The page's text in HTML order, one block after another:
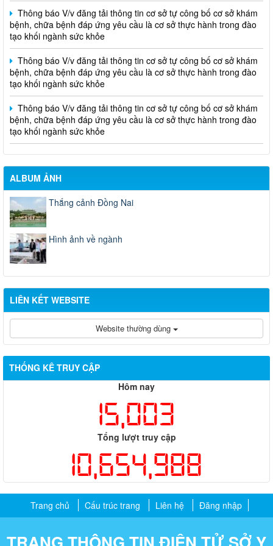
Thông báo V/v đăng tải thông tin cơ sở tự công bố cơ sở khám
bệnh, chữa bệnh đáp ứng yêu cầu là cơ sở thực hành trong đào
tạo khối ngành sức khỏe
Thông báo V/v đăng tải thông tin cơ sở tự công bố cơ sở khám
bệnh, chữa bệnh đáp ứng yêu cầu là cơ sở thực hành trong đào
tạo khối ngành sức khỏe
Thông báo V/v đăng tải thông tin cơ sở tự công bố cơ sở khám
bệnh, chữa bệnh đáp ứng yêu cầu là cơ sở thực hành trong đào
tạo khối ngành sức khỏe
ALBUM ẢNH
Thắng cảnh Đồng Nai
Hình ảnh về ngành
LIÊN KẾT WEBSITE
Website thường dùng
THỐNG KÊ TRUY CẬP
Hôm nay
15,003
Tổng lượt truy cập
10,654,988
Trang chủ Cấu trúc trang Liên hệ Đăng nhập